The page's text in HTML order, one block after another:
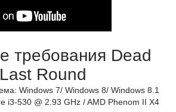
требования Dead
Round
Windows 7/ Windows 8/ Windows 8.1
i3-530 @ 2.93 GHz / AMD Phenom II X4